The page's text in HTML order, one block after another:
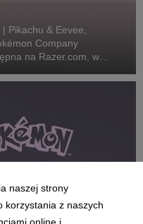
Pikachu & Eevee,
Company
na Razer.com, w
naszej strony
korzystania z naszych